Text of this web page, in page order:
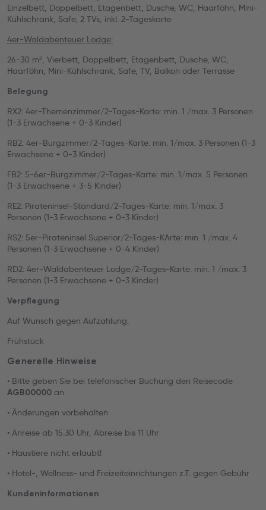
Einzelbett, Doppelbett, Etagenbett, Dusche, WC, Haarföhn, Mini-
Kühlschrank, Safe, 2 TVs, inkl. 2-Tageskarte
4er-Waldabenteuer Lodge:
26-30 m², Vierbett, Doppelbett, Etagenbett, Dusche, WC,
Haarföhn, Mini-Kühlschrank, Safe, TV, Balkon oder Terrasse
Belegung
RX2: 4er-Themenzimmer/2-Tages-Karte: min. 1 /max. 3 Personen
(1-3 Erwachsene + 0-3 Kinder)
RB2: 4er-Burgzimmer/2-Tages-Karte: min. 1/max. 3 Personen (1-3
Erwachsene + 0-3 Kinder)
FB2: 5-6er-Burgzimmer/2-Tages-Karte: min. 1/max. 5 Personen
(1-3 Erwachsene + 3-5 Kinder)
RE2: Pirateninsel-Standard/2-Tages-Karte: min. 1/max. 3
Personen (1-3 Erwachsene + 0-3 Kinder)
RS2: 5er-Pirateninsel Superior/2-Tages-KArte: min. 1 /max. 4
Personen (1-3 Erwachsene + 0-4 Kinder)
RD2: 4er-Waldabenteuer Lodge/2-Tages-Karte: min. 1 /max. 3
Personen (1-3 Erwachsene + 0-3 Kinder)
Verpflegung
Auf Wunsch gegen Aufzahlung:
Frühstück
Generelle Hinweise
• Bitte geben Sie bei telefonischer Buchung den Reisecode
AGB00000 an.
• Änderungen vorbehalten
• Anreise ab 15.30 Uhr, Abreise bis 11 Uhr
• Haustiere nicht erlaubt!
• Hotel-, Wellness- und Freizeiteinrichtungen z.T. gegen Gebühr
Kundeninformationen